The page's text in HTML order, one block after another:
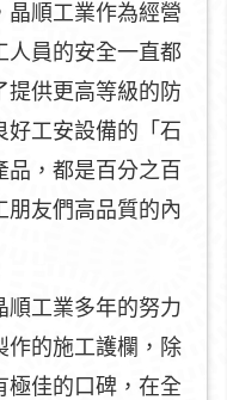
晶順工業作為經營
人員的安全一直都
提供更高等級的防
好工安設備的「石
，都是百分之百
朋友們高品質的內
順工業多年的努力
作的施工護欄，除
極佳的口碑，在全